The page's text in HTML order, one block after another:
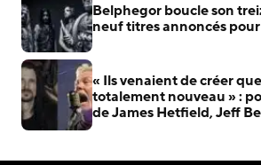
Belphegor boucle son
neuf titres annoncés
« Ils venaient de créer
totalement nouveau » :
de James Hetfield, Jeff